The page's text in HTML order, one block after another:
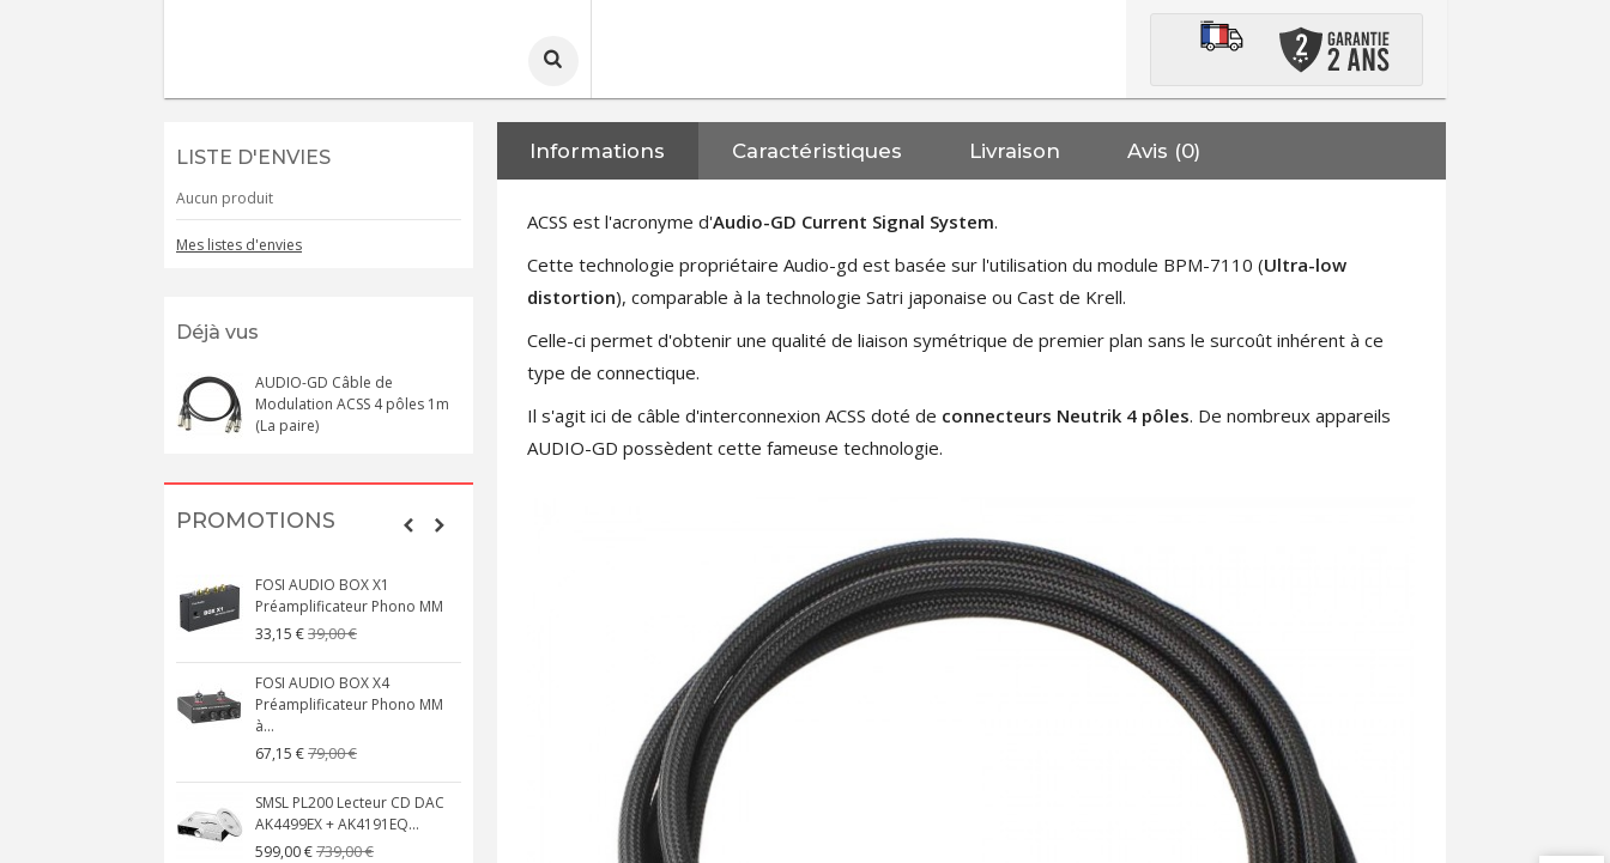
LISTE D'ENVIES
Aucun produit
Mes listes d'envies
Déjà vus
AUDIO-GD Câble de
Modulation ACSS 4 pôles 1m
(La paire)
PROMOTIONS
FOSI AUDIO BOX X1
Préamplificateur Phono MM
33,15 €39,00 €
FOSI AUDIO BOX X4
Préamplificateur Phono MM
à...
67,15 €79,00 €
SMSL PL200 Lecteur CD DAC
AK4499EX + AK4191EQ...
599,00 €739,00 €
[GRADE B] DAYTON AUDIO
MKSX4 Enceinte Subwoofer...
179,90 €
AUDIOPHONICS DA-S250NC
Amplificateur Intégré...
649,00 €
Informations Caractéristiques Livraison Avis (0)
ACSS est l'acronyme d'Audio-GD Current Signal System.
Cette technologie propriétaire Audio-gd est basée sur l'utilisation du module BPM-7110 (Ultra-low
distortion), comparable à la technologie Satri japonaise ou Cast de Krell.
Celle-ci permet d'obtenir une qualité de liaison symétrique de premier plan sans le surcoût inhérent à ce
type de connectique.
Il s'agit ici de câble d'interconnexion ACSS doté de connecteurs Neutrik 4 pôles. De nombreux appareils
AUDIO-GD possèdent cette fameuse technologie.